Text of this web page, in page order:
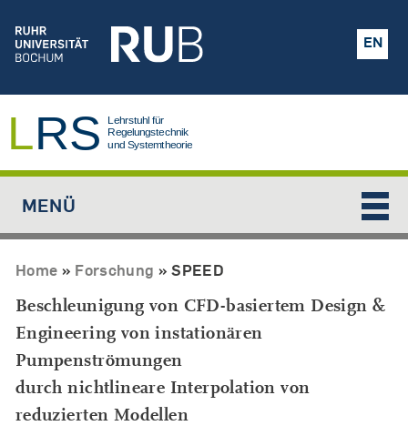
EN
MENÜ
Home » Forschung »SPEED
Beschleunigung von CFD-basiertem Design &
Engineering von instationären
Pumpenströmungen
durch nichtlineare Interpolation von
reduzierten Modellen